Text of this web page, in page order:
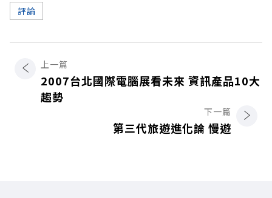
評論
上一篇
2007台北國際電腦展看未來 資訊產品10大
趨勢
下一篇
第三代旅遊進化論 慢遊